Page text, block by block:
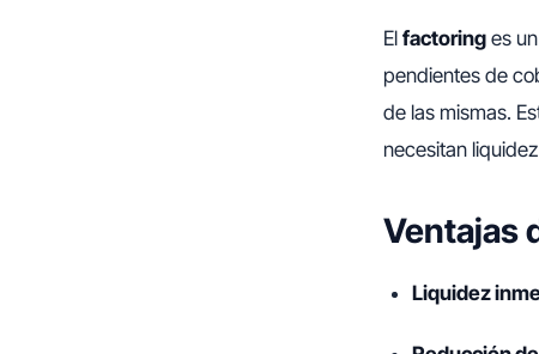
El factoring es
pendientes de
de las mismas.
necesitan
Ventajas
Liquidez